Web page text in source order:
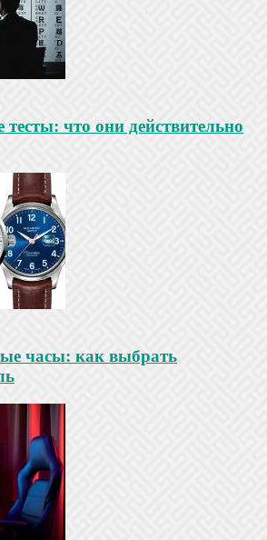
тесты: что они действительно
часы: как выбрать